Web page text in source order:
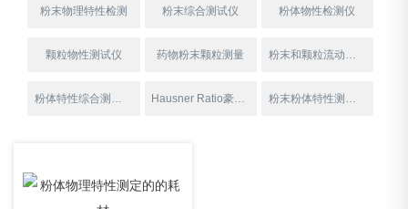
粉末物理特性检测 粉末综合测试仪 粉体物性检测仪
颗粒物性测试仪 药物粉末颗粒测量 粉末和颗粒流动测试仪
粉体特性综合测试仪 Hausner Ratio豪斯纳比 粉末粉体特性测量仪